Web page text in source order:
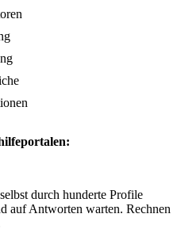
durch hunderte Profile
auf Antworten warten. Rechnen